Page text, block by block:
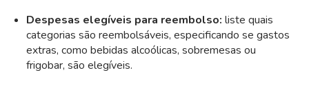
Despesas elegíveis para reembolso: liste quais
categorias são reembolsáveis, especificando se gastos
extras, como bebidas alcoólicas, sobremesas ou
frigobar, são elegíveis.